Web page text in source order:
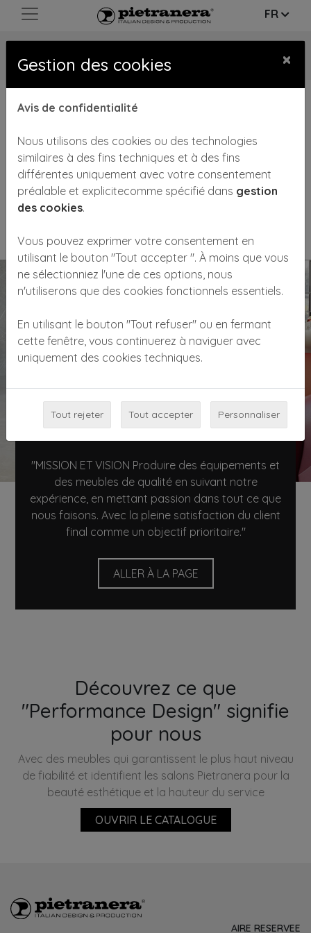
FR
HISTOIRE
1956
En 1956, au n°10 de Via Adua, à Reggio Emilia, les
frères Brenno et Carlo Pietranera créent la société
"MISSION ET VISION Produire des équipements et
des meubles de qualité en suivant notre
expérience, en mettant passion dans tout ce que
nous faisons. Avec la pleine satisfaction du client
final comme un objectif prioritaire."
ALLER À LA PAGE
Découvrez ce que
"Performance Design" signifie
pour nous
Avec des meubles qui garantissent le plus haut niveau
de fiabilité et identifient les salons Pietranera pour la
beauté esthétique et la hauteur du service
OUVRIR LE CATALOGUE
AIRE RESERVEE
Gestion des cookies ×
Avis de confidentialité
Nous utilisons des cookies ou des technologies
similaires à des fins techniques et à des fins
différentes uniquement avec votre consentement
préalable et explicitecomme spécifié dans gestion
des cookies.
Vous pouvez exprimer votre consentement en
utilisant le bouton "Tout accepter ". À moins que vous
ne sélectionniez l'une de ces options, nous
n'utiliserons que des cookies fonctionnels essentiels.
En utilisant le bouton "Tout refuser" ou en fermant
cette fenêtre, vous continuerez à naviguer avec
uniquement des cookies techniques.
Tout rejeter Tout accepter Personnaliser